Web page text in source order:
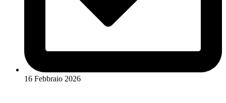
16 Febbraio 2026